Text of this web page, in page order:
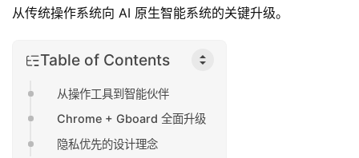
从传统操作系统向 AI 原生智能系统的关键升级。
Table of Contents
从操作工具到智能伙伴
Chrome + Gboard 全面升级
隐私优先的设计理念